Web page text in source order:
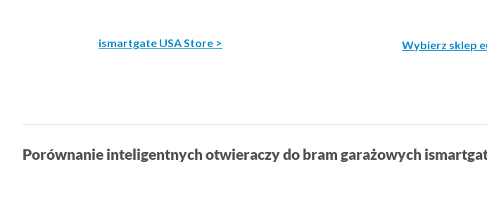
ismartgate USA Store >
Porównanie inteligentnych otwieraczy do bram garażowych